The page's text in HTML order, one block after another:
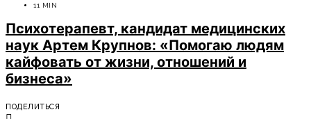
11 MIN
Психотерапевт, кандидат медицинских
наук Артем Крупнов: «Помогаю людям
кайфовать от жизни, отношений и
бизнеса»
ПОДЕЛИТЬСЯ